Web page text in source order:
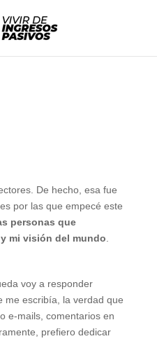
De hecho, esa fue
por las que empecé este
personas que
mi visión del mundo
voy a responder
me escribía, la verdad que
e-mails, comentarios en
prefiero dedicar